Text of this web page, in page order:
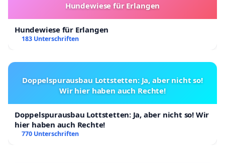
Hundewiese für Erlangen
Hundewiese für Erlangen
183 Unterschriften
Doppelspurausbau Lottstetten: Ja, aber nicht so!
Wir hier haben auch Rechte!
Doppelspurausbau Lottstetten: Ja, aber nicht so! Wir
hier haben auch Rechte!
770 Unterschriften